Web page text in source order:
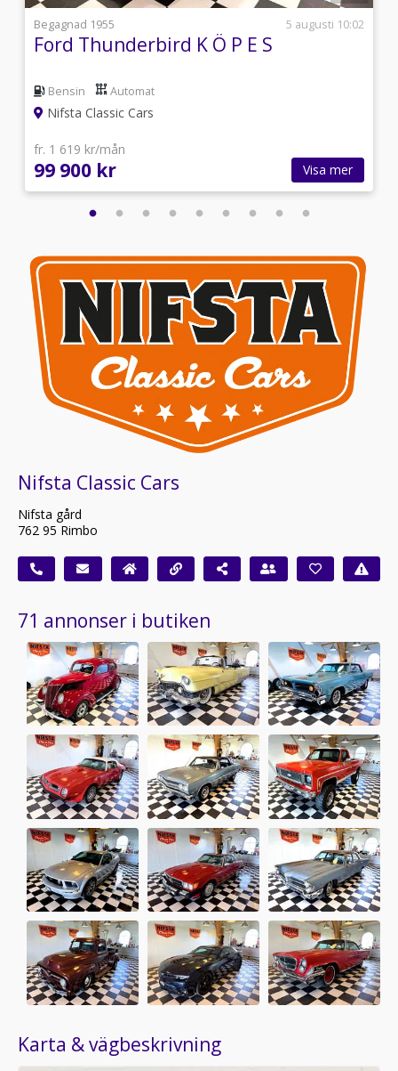
Begagnad 1955
5 augusti 10:02
Ford Thunderbird K Ö P E S
Bensin Automat
Nifsta Classic Cars
fr. 1 619 kr/mån
99 900 kr Visa mer
Nifsta Classic Cars
Nifsta gård
762 95 Rimbo
71 annonser i butiken
Karta & vägbeskrivning